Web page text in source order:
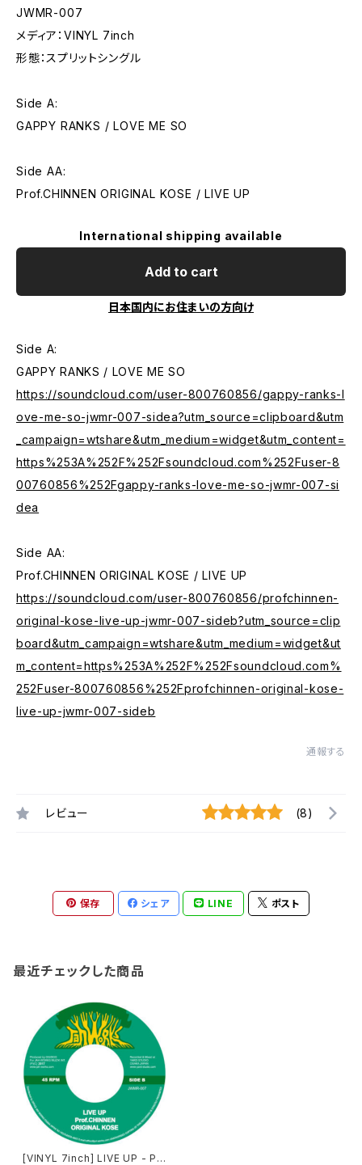
JWMR-007
メディア：VINYL 7inch
形態：スプリットシングル
Side A:
GAPPY RANKS / LOVE ME SO
Side AA:
Prof.CHINNEN ORIGINAL KOSE / LIVE UP
International shipping available
Add to cart
日本国内にお住まいの方向け
Side A:
GAPPY RANKS / LOVE ME SO
https://soundcloud.com/user-800760856/gappy-ranks-l
ove-me-so-jwmr-007-sidea?utm_source=clipboard&utm
_campaign=wtshare&utm_medium=widget&utm_content=
https%253A%252F%252Fsoundcloud.com%252Fuser-8
00760856%252Fgappy-ranks-love-me-so-jwmr-007-si
dea
Side AA:
Prof.CHINNEN ORIGINAL KOSE / LIVE UP
https://soundcloud.com/user-800760856/profchinnen-
original-kose-live-up-jwmr-007-sideb?utm_source=clip
board&utm_campaign=wtshare&utm_medium=widget&ut
m_content=https%253A%252F%252Fsoundcloud.com%
252Fuser-800760856%252Fprofchinnen-original-kose-
live-up-jwmr-007-sideb
通報する
レビュー (8)
保存 シェア LINE ポスト
最近チェックした商品
[VINYL 7inch] LIVE UP - Pr